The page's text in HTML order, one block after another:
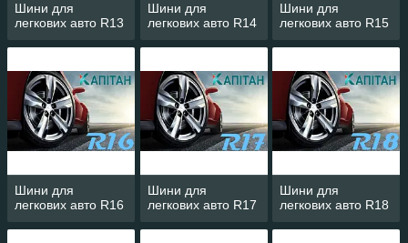
Шини для
легкових авто R13
Шини для
легкових авто R14
Шини для
легкових авто R15
Шини для
легкових авто R16
Шини для
легкових авто R17
Шини для
легкових авто R18